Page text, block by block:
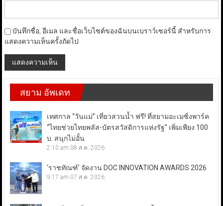
บันทึกชื่อ, อีเมล และชื่อเว็บไซต์ของฉันบนเบราว์เซอร์นี้ สำหรับการ
แสดงความเห็นครั้งถัดไป
สยาม อัพเดท
เทศกาล “วันแม่” เที่ยวสวนน้ำ ฟรี! ที่สยามอะเมซิ่งพาร์ค
“ไทยช่วยไทยพลัส-บัตรสวัสดิการแห่งรัฐ” เพิ่มเพียง 100
บ. สนุกไม่อั้น
2:10 am 08 ส.ค. 2026
‘ราชทัณฑ์’ จัดงาน DOC INNOVATION AWARDS 2026
9:17 am 07 ส.ค. 2026